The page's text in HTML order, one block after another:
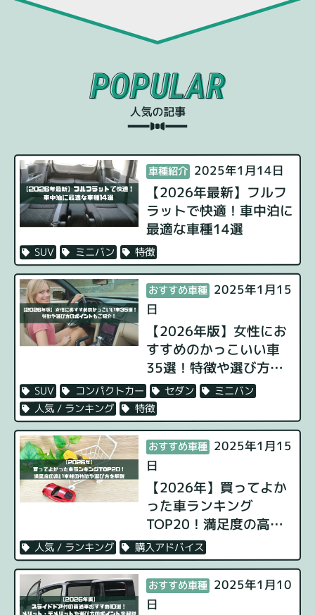
車種紹介 2025年1月14日
【2026年最新】フルフ
ラットで快適！車中泊に
最適な車種14選
SUV ミニバン 特徴
おすすめ車種 2025年1月15
日
【2026年版】女性にお
すすめのかっこいい車
35選！特徴や選び方の
ポイントもご紹介！
SUV コンパクトカー セダン ミニバン
人気 / ランキング 特徴
おすすめ車種 2025年1月15
日
【2026年】買ってよか
った車ランキング
TOP20！満足度の高い
車種の特徴や選び方を解
説
人気 / ランキング 購入アドバイス
おすすめ車種 2025年1月10
日